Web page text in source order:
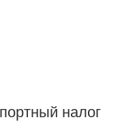
налог